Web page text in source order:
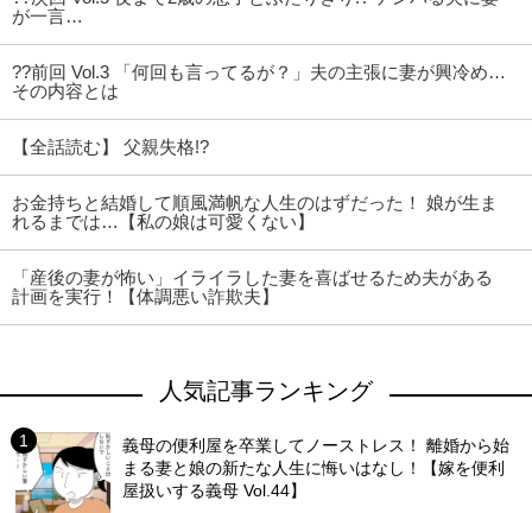
が一言…
??前回 Vol.3 「何回も言ってるが？」夫の主張に妻が興冷め…
その内容とは
【全話読む】 父親失格!?
お金持ちと結婚して順風満帆な人生のはずだった！ 娘が生ま
れるまでは…【私の娘は可愛くない】
「産後の妻が怖い」イライラした妻を喜ばせるため夫がある
計画を実行！【体調悪い詐欺夫】
人気記事ランキング
義母の便利屋を卒業してノーストレス！ 離婚から始
まる妻と娘の新たな人生に悔いはなし！【嫁を便利
屋扱いする義母 Vol.44】